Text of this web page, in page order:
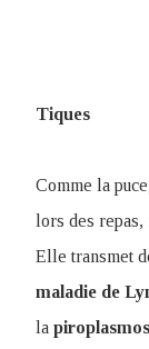
Tiques
Comme la
lors des repas,
Elle transmet
maladie de
la